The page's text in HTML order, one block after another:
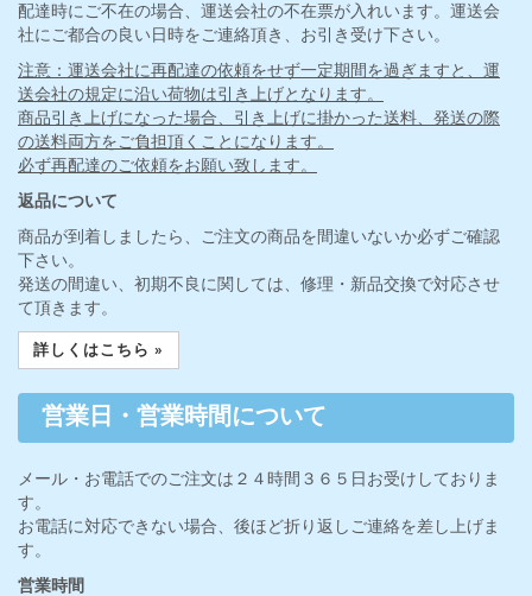
配達時にご不在の場合、運送会社の不在票が入れいます。運送会
社にご都合の良い日時をご連絡頂き、お引き受け下さい。
注意：運送会社に再配達の依頼をせず一定期間を過ぎますと、運
送会社の規定に沿い荷物は引き上げとなります。
商品引き上げになった場合、引き上げに掛かった送料、発送の際
の送料両方をご負担頂くことになります。
必ず再配達のご依頼をお願い致します。
返品について
商品が到着しましたら、ご注文の商品を間違いないか必ずご確認
下さい。
発送の間違い、初期不良に関しては、修理・新品交換で対応させ
て頂きます。
詳しくはこちら »
営業日・営業時間について
メール・お電話でのご注文は２４時間３６５日お受けしておりま
す。
お電話に対応できない場合、後ほど折り返しご連絡を差し上げま
す。
営業時間